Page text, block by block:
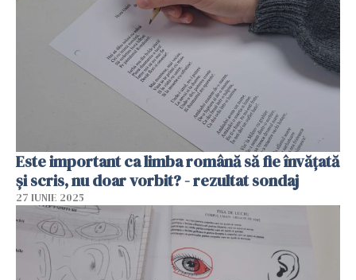
Este important ca limba română să fie învățată
și scris, nu doar vorbit? - rezultat sondaj
27 IUNIE 2025